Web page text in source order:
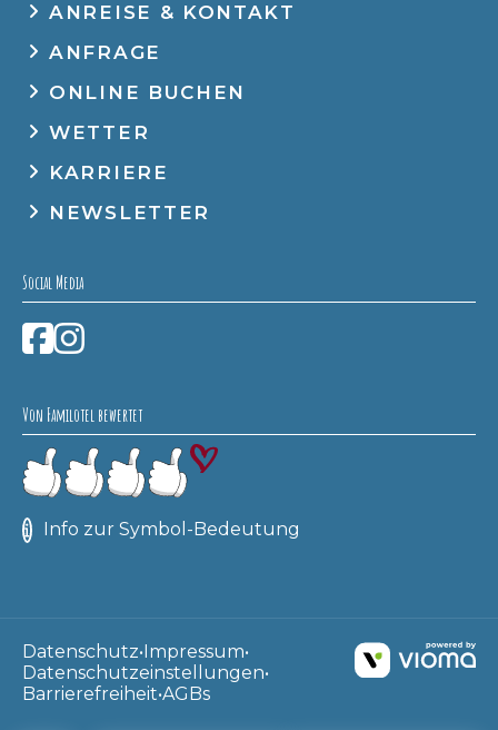
ANREISE & KONTAKT
ANFRAGE
ONLINE BUCHEN
WETTER
KARRIERE
NEWSLETTER
Social Media
Von Familotel bewertet
Info zur Symbol-Bedeutung
Datenschutz Impressum
Datenschutzeinstellungen
Barrierefreiheit AGBs